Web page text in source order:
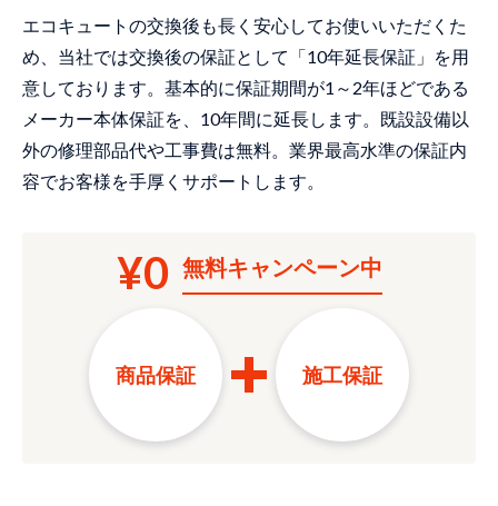
エコキュートの交換後も長く安心してお使いいただくた
め、当社では交換後の保証として「10年延長保証」を用
意しております。基本的に保証期間が1～2年ほどである
メーカー本体保証を、10年間に延長します。既設設備以
外の修理部品代や工事費は無料。業界最高水準の保証内
容でお客様を手厚くサポートします。
¥0 無料キャンペーン中
商品保証 施工保証